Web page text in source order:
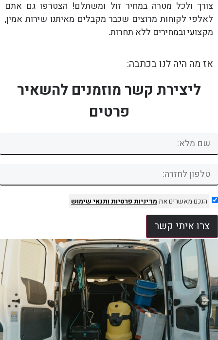
צורך ולכל מטרה במחיר זול ומשתלם! הצטרפו גם אתם
לאלפי לקוחות מרוצים שכבר מקבלים מאיתנו שירות אמין,
מקצועי ובמחירים ללא תחרות.
אז מה היה לנו בכתבה:
ליצירת קשר מוזמנים להשאיר
פרטים
הנכם מאשרים אתמדיניות פרטיותותנאי שימוש
צרו איתי קשר